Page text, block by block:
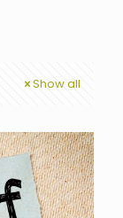
Show all